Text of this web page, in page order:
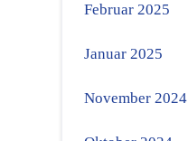
Februar 2025
Januar 2025
November 2024